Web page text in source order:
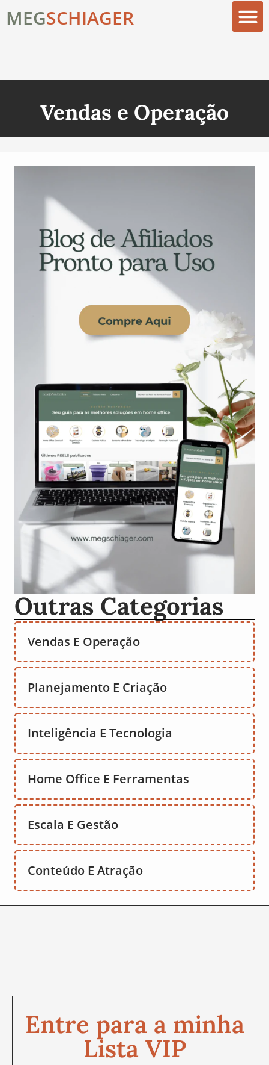
MEGSCHIAGER
Vendas e Operação
Outras Categorias
Vendas E Operação
Planejamento E Criação
Inteligência E Tecnologia
Home Office E Ferramentas
Escala E Gestão
Conteúdo E Atração
Entre para a minha
Lista VIP